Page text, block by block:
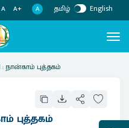
A A+ A தமிழ் English
நான்காம் புத்தகம்
புத்தகம்